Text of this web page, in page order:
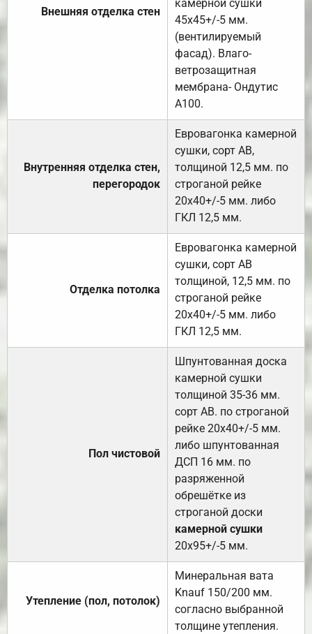
Внешняя отделка стен
камерной сушки
45х45+/-5 мм.
(вентилируемый
фасад). Влаго-
ветрозащитная
мембрана- Ондутис
А100.
Внутренняя отделка стен,
перегородок
Евровагонка камерной
сушки, сорт АВ,
толщиной 12,5 мм. по
строганой рейке
20х40+/-5 мм. либо
ГКЛ 12,5 мм.
Отделка потолка
Евровагонка камерной
сушки, сорт АВ
толщиной, 12,5 мм. по
строганой рейке
20х40+/-5 мм. либо
ГКЛ 12,5 мм.
Пол чистовой
Шпунтованная доска
камерной сушки
толщиной 35-36 мм.
сорт АВ. по строганой
рейке 20х40+/-5 мм.
либо шпунтованная
ДСП 16 мм. по
разряженной
обрешётке из
строганой доски
камерной сушки
20х95+/-5 мм.
Утепление (пол, потолок)
Минеральная вата
Knauf 150/200 мм.
согласно выбранной
толщине утепления.